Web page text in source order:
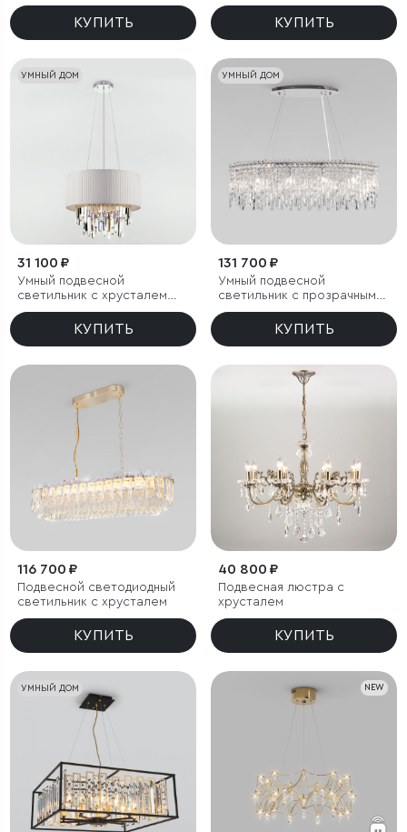
КУПИТЬ КУПИТЬ
УМНЫЙ ДОМ
31 100 ₽
Умный подвесной
светильник с хрусталем
Eurosvet Amantea 10122/6
КУПИТЬ
УМНЫЙ ДОМ
131 700 ₽
Умный подвесной
светильник с прозрачным
хрусталем
КУПИТЬ
116 700 ₽
Подвесной светодиодный
светильник с хрусталем
КУПИТЬ
40 800 ₽
Подвесная люстра с
хрусталем
КУПИТЬ
УМНЫЙ ДОМ NEW